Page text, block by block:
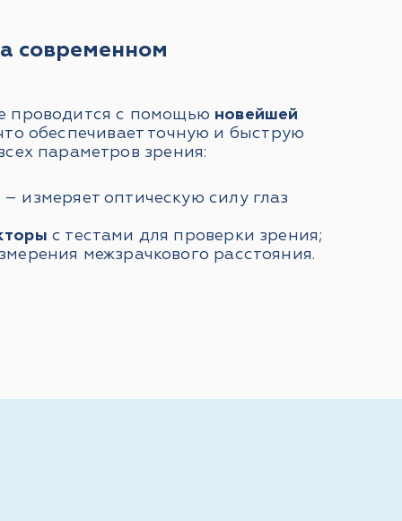
современном
проводится с помощью новейшей
обеспечивает точную и быструю
параметров зрения:
– измеряет оптическую силу глаз
с тестами для проверки зрения;
межзрачкового расстояния.